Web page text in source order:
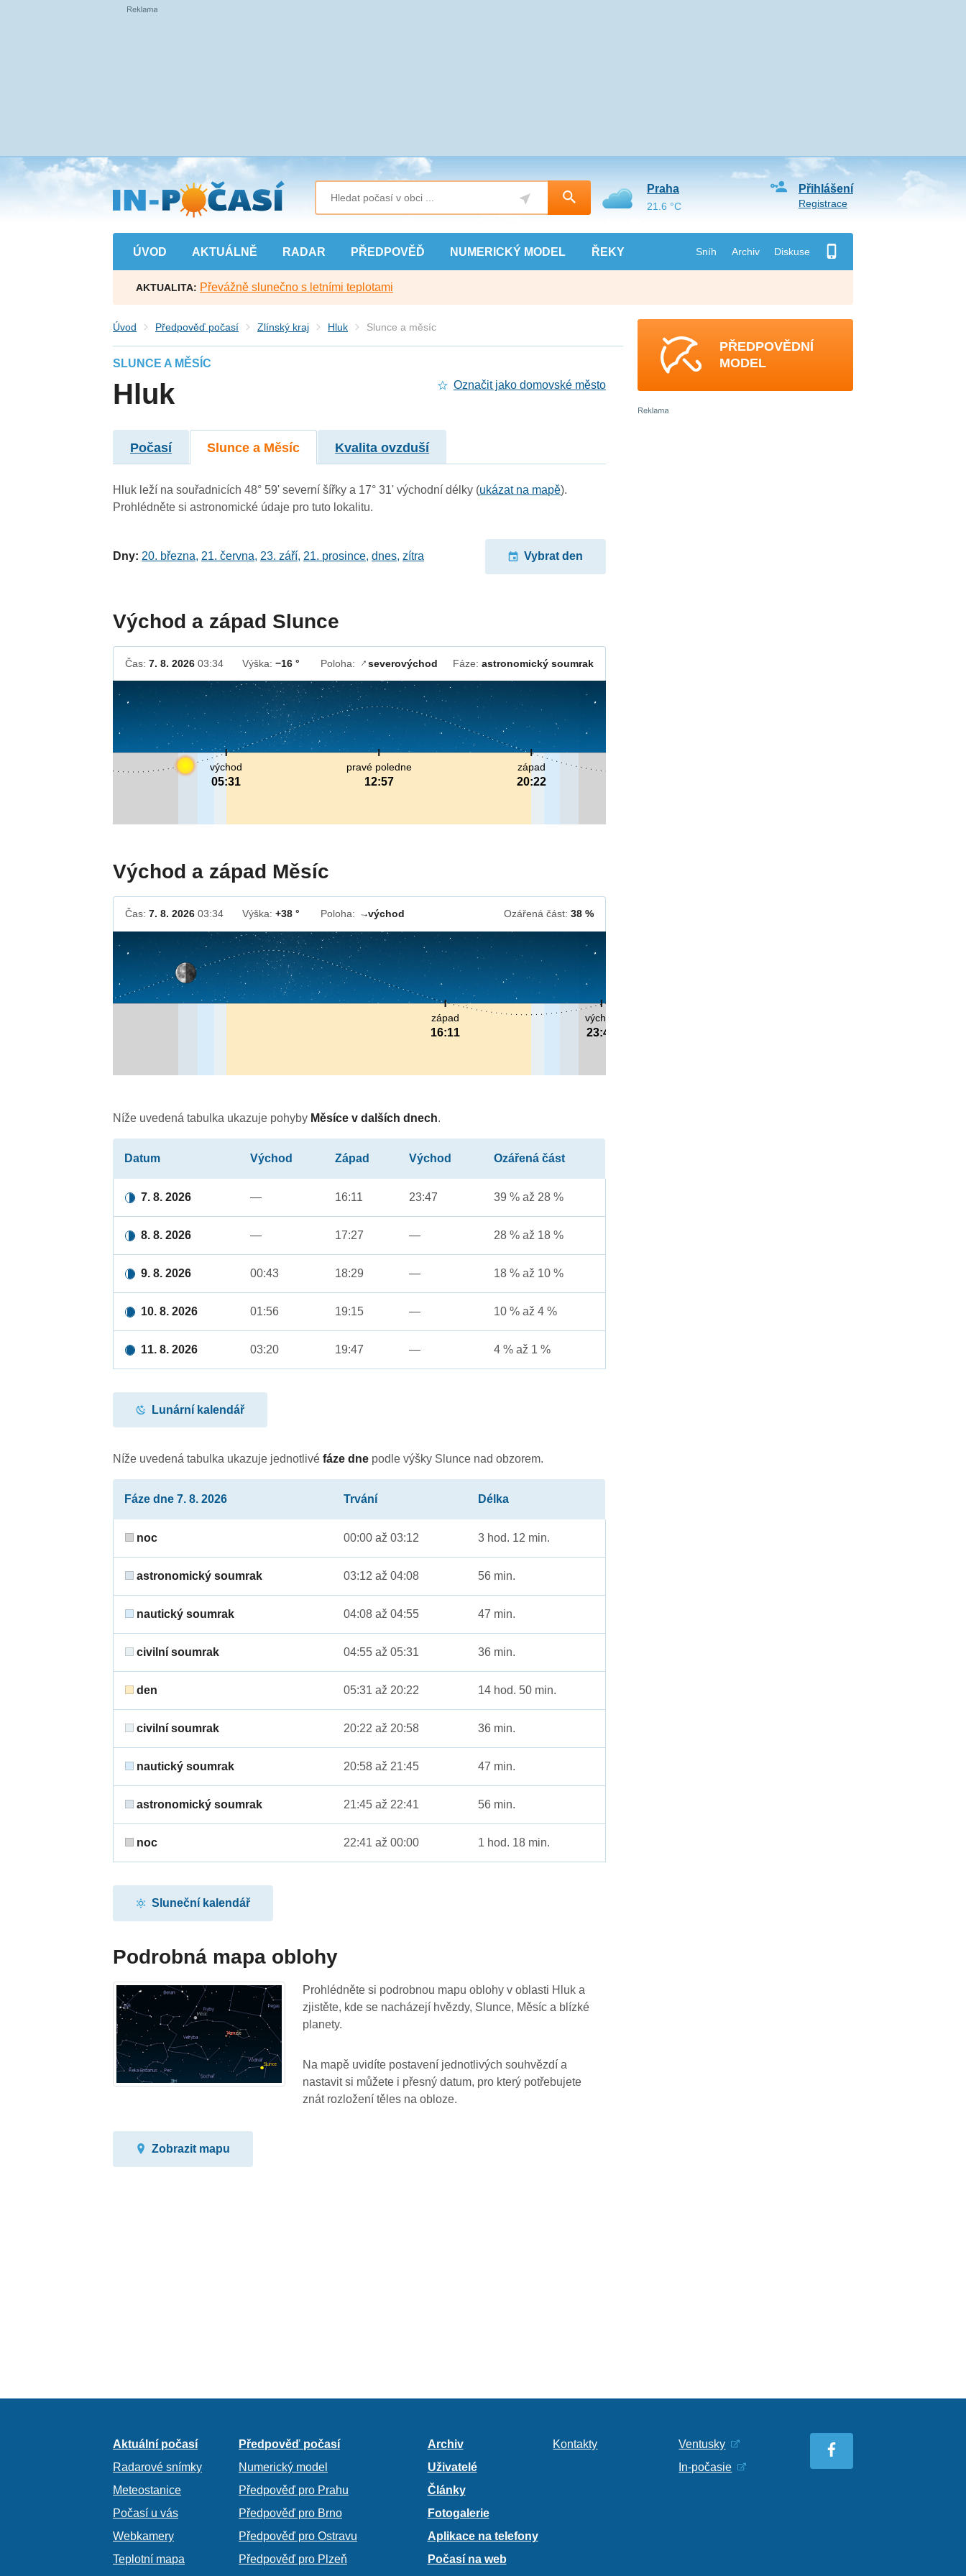
Přejít
na
hlavní
obsah
ÚVOD AKTUÁLNĚ RADAR PŘEDPOVĚĎ NUMERICKÝ MODEL ŘEKY Sníh Archiv Diskuse
Přihlášení
Registrace
Praha
21.6 °C
AKTUALITA: Převážně slunečno s letními teplotami
Úvod Předpověď počasí Zlínský kraj Hluk Slunce a měsíc
SLUNCE A MĚSÍC
Hluk Označit jako domovské město
Počasí Slunce a Měsíc Kvalita ovzduší
Hluk leží na souřadnicích 48° 59' severní šířky a 17° 31' východní délky (ukázat na mapě).
Prohlédněte si astronomické údaje pro tuto lokalitu.
Dny: 20. března, 21. června, 23. září, 21. prosince,dnes,zítra Vybrat den
Východ a západ Slunce
Čas:7. 8. 2026 03:34 Výška:−16 ° Poloha: ↓severovýchod Fáze: astronomický soumrak
pravé poledne
12:57
východ
05:31
západ
20:22
Východ a západ Měsíc
Čas:7. 8. 2026 03:34 Výška:+38 ° Poloha: ↓východ Ozářená část: 38 %
východ
23:47
západ
16:11
Níže uvedená tabulka ukazuje pohyby Měsíce v dalších dnech.
Datum Východ Západ Východ Ozářená část
7. 8. 2026 — 16:11 23:47 39 % až 28 %
8. 8. 2026 — 17:27 — 28 % až 18 %
9. 8. 2026 00:43 18:29 — 18 % až 10 %
10. 8. 2026 01:56 19:15 — 10 % až 4 %
11. 8. 2026 03:20 19:47 — 4 % až 1 %
Lunární kalendář
Níže uvedená tabulka ukazuje jednotlivéfáze dne podle výšky Slunce nad obzorem.
Fáze dne 7. 8. 2026 Trvání Délka
noc 00:00 až 03:12 3 hod. 12 min.
astronomický soumrak 03:12 až 04:08 56 min.
nautický soumrak 04:08 až 04:55 47 min.
civilní soumrak 04:55 až 05:31 36 min.
den 05:31 až 20:22 14 hod. 50 min.
civilní soumrak 20:22 až 20:58 36 min.
nautický soumrak 20:58 až 21:45 47 min.
astronomický soumrak 21:45 až 22:41 56 min.
noc 22:41 až 00:00 1 hod. 18 min.
Sluneční kalendář
Podrobná mapa oblohy
Prohlédněte si podrobnou mapu oblohy v oblasti Hluk a
zjistěte, kde se nacházejí hvězdy, Slunce, Měsíc a blízké
planety.
Na mapě uvidíte postavení jednotlivých souhvězdí a
nastavit si můžete i přesný datum, pro který potřebujete
znát rozložení těles na obloze.
Zobrazit mapu
PŘEDPOVĚDNÍ
MODEL
Aktuální počasí
Radarové snímky
Meteostanice
Počasí u vás
Webkamery
Teplotní mapa
Předpověď počasí
Numerický model
Předpověď pro Prahu
Předpověď pro Brno
Předpověď pro Ostravu
Předpověď pro Plzeň
Archiv
Uživatelé
Články
Fotogalerie
Aplikace na telefony
Počasí na web
Kontakty
Ventusky
In-počasie